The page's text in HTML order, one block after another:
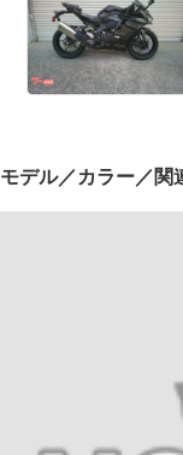
モデル／カラー／関